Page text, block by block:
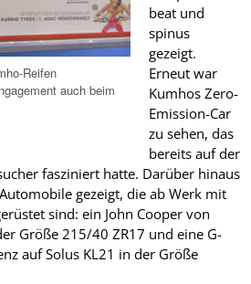
Reifen
auch beim
beat und
spinus
gezeigt.
Erneut war
Kumhos Zero-
Emission-Car
zu sehen, das
bereits auf der
fasziniert hatte. Darüber hinaus
gezeigt, die ab Werk mit
sind: ein John Cooper von
Größe 215/40 ZR17 und eine G-
auf Solus KL21 in der Größe